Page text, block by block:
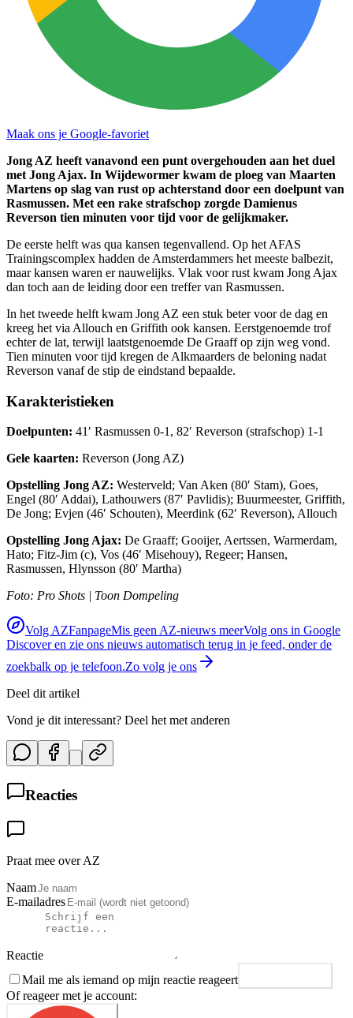
Maak ons je Google-favoriet
Jong AZ heeft vanavond een punt overgehouden aan het duel
met Jong Ajax. In Wijdewormer kwam de ploeg van Maarten
Martens op slag van rust op achterstand door een doelpunt van
Rasmussen. Met een rake strafschop zorgde Damienus
Reverson tien minuten voor tijd voor de gelijkmaker.
De eerste helft was qua kansen tegenvallend. Op het AFAS
Trainingscomplex hadden de Amsterdammers het meeste balbezit,
maar kansen waren er nauwelijks. Vlak voor rust kwam Jong Ajax
dan toch aan de leiding door een treffer van Rasmussen.
In het tweede helft kwam Jong AZ een stuk beter voor de dag en
kreeg het via Allouch en Griffith ook kansen. Eerstgenoemde trof
echter de lat, terwijl laatstgenoemde De Graaff op zijn weg vond.
Tien minuten voor tijd kregen de Alkmaarders de beloning nadat
Reverson vanaf de stip de eindstand bepaalde.
Karakteristieken
Doelpunten: 41′ Rasmussen 0-1, 82′ Reverson (strafschop) 1-1
Gele kaarten: Reverson (Jong AZ)
Opstelling Jong AZ: Westerveld; Van Aken (80′ Stam), Goes,
Engel (80′ Addai), Lathouwers (87′ Pavlidis); Buurmeester, Griffith,
De Jong; Evjen (46′ Schouten), Meerdink (62′ Reverson), Allouch
Opstelling Jong Ajax: De Graaff; Gooijer, Aertssen, Warmerdam,
Hato; Fitz-Jim (c), Vos (46′ Misehouy), Regeer; Hansen,
Rasmussen, Hlynsson (80′ Martha)
Foto: Pro Shots | Toon Dompeling
Volg AZFanpageMis geen AZ-nieuws meerVolg ons in Google
Discover en zie ons nieuws automatisch terug in je feed, onder de
zoekbalk op je telefoon.Zo volg je ons
Deel dit artikel
Vond je dit interessant? Deel het met anderen
Reacties
Praat mee over AZ
Naam
E-mailadres
Reactie
Mail me als iemand op mijn reactie reageert
Of reageer met je account: